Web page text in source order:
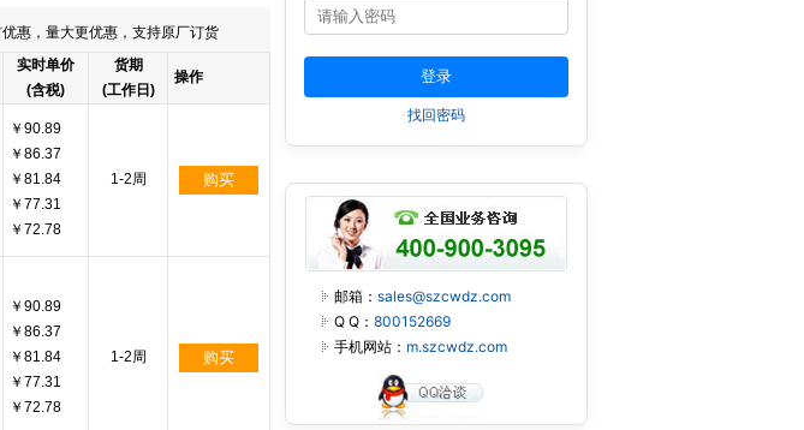
惠，量大更优惠，支持原厂订货
实时单价
(含税)
货期
(工作日)
操作
￥90.89
￥86.37
￥81.84
￥77.31
￥72.78
1-2周 购买
￥90.89
￥86.37
￥81.84
￥77.31
￥72.78
1-2周 购买
找回密码
邮箱： sales@szcwdz.com
Q Q： 800152669
手机网站： m.szcwdz.com